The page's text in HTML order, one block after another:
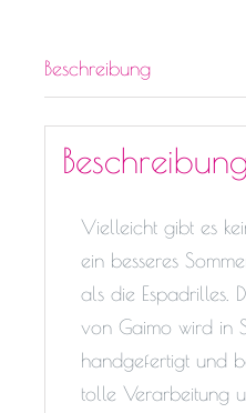
Beschreibung
Beschreibung
Vielleicht gibt es
ein besseres
als die Espadrilles.
von Gaimo wird in
handgefertigt und
tolle Verarbeitung